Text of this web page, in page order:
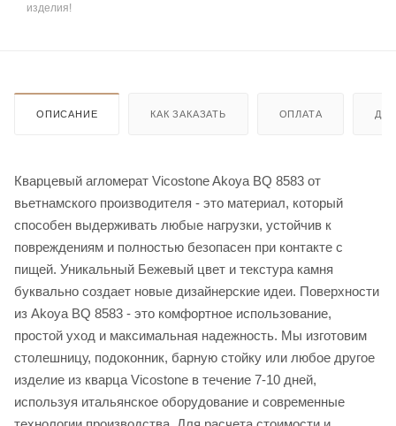
изделия!
ОПИСАНИЕ КАК ЗАКАЗАТЬ ОПЛАТА
Кварцевый агломерат Vicostone Akoya BQ 8583 от
вьетнамского производителя - это материал, который
способен выдерживать любые нагрузки, устойчив к
повреждениям и полностью безопасен при контакте с
пищей. Уникальный Бежевый цвет и текстура камня
буквально создает новые дизайнерские идеи. Поверхности
из Akoya BQ 8583 - это комфортное использование,
простой уход и максимальная надежность. Мы изготовим
столешницу, подоконник, барную стойку или любое другое
изделие из кварца Vicostone в течение 7-10 дней,
используя итальянское оборудование и современные